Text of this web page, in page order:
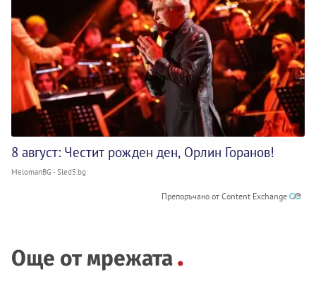
8 август: Честит рожден ден, Орлин Горанов!
MelomanBG - Sled5.bg
Препоръчано от Content Exchange
Още от мрежата